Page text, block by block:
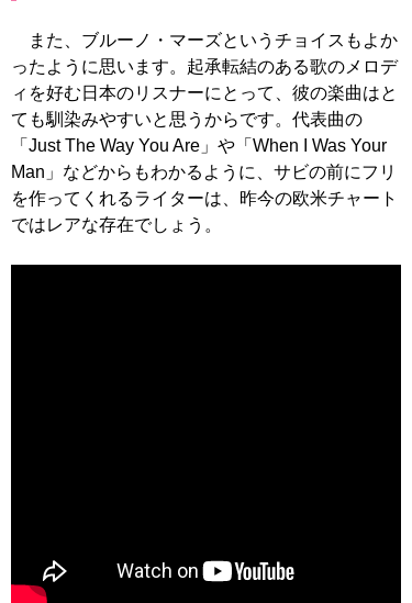
また、ブルーノ・マーズというチョイスもよか
ったように思います。起承転結のある歌のメロデ
ィを好む日本のリスナーにとって、彼の楽曲はと
ても馴染みやすいと思うからです。代表曲の
「Just The Way You Are」や「When I Was Your
Man」などからもわかるように、サビの前にフリ
を作ってくれるライターは、昨今の欧米チャート
ではレアな存在でしょう。